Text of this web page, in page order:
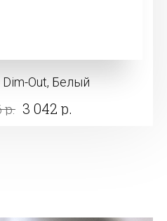
Out, Белый
р. 3 042 р.